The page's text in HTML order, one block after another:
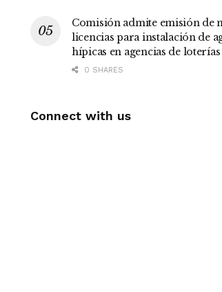
Comisión admite emisión de
licencias para instalación de
hípicas en agencias de loterías
0 SHARES
Connect with us